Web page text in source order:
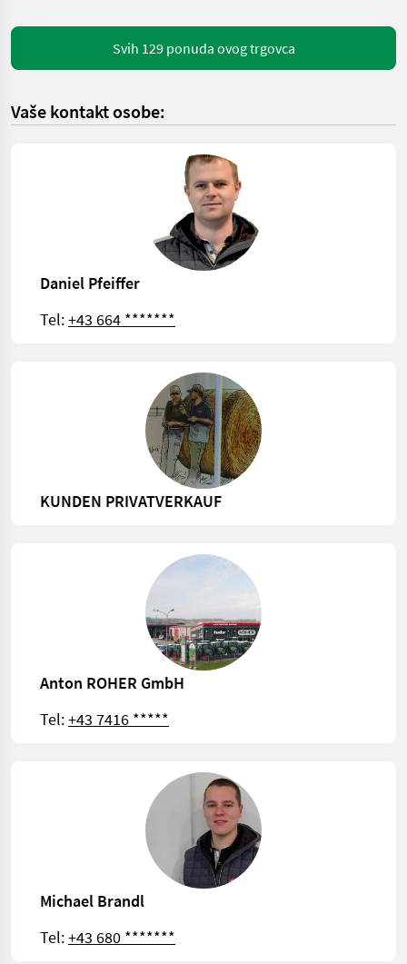
Svih 129 ponuda ovog trgovca
Vaše kontakt osobe:
Daniel Pfeiffer
Tel:+43 664 *******
KUNDEN PRIVATVERKAUF
Anton ROHER GmbH
Tel:+43 7416 *****
Michael Brandl
Tel:+43 680 *******